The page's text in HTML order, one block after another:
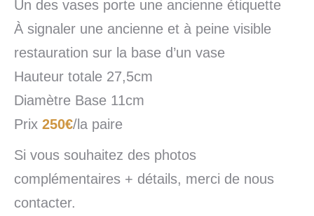
Un des vases porte une ancienne étiquette
À signaler une ancienne et à peine visible
restauration sur la base d’un vase
Hauteur totale 27,5cm
Diamètre Base 11cm
Prix 250€/la paire
Si vous souhaitez des photos
complémentaires + détails, merci de nous
contacter.